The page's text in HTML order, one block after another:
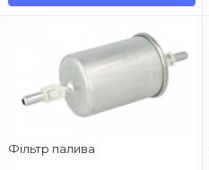
Фільтр палива